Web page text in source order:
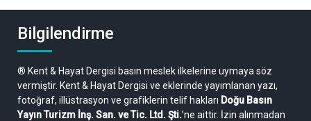
Bilgilendirme
® Kent & Hayat Dergisi basın meslek ilkelerine uymaya söz
vermiştir. Kent & Hayat Dergisi ve eklerinde yayımlanan yazı,
fotoğraf, illüstrasyon ve grafiklerin telif hakları Doğu Basın
Yayın Turizm İnş. San. ve Tic. Ltd. Şti.’ne aittir. İzin alınmadan